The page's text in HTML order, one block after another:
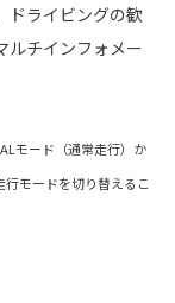
ドライビングの歓
ルチインフォメー
モード（通常走行）か
行モードを切り替えるこ